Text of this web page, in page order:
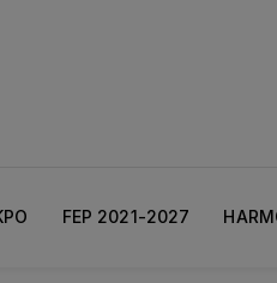
FEP 2021-2027